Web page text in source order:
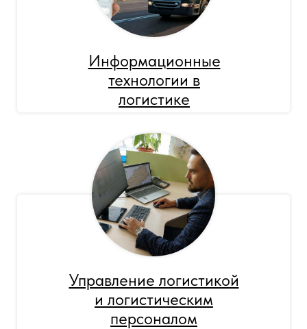
Управление логистикой
и логистическим
персоналом
Информационные
технологии в
логистике